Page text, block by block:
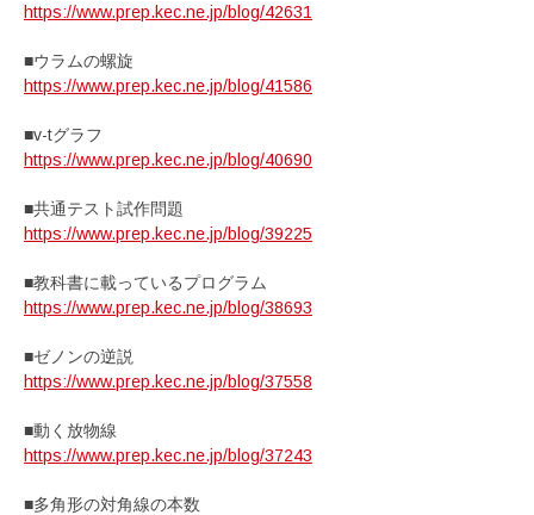
https://www.prep.kec.ne.jp/blog/42631
■ウラムの螺旋
https://www.prep.kec.ne.jp/blog/41586
■v-tグラフ
https://www.prep.kec.ne.jp/blog/40690
■共通テスト試作問題
https://www.prep.kec.ne.jp/blog/39225
■教科書に載っているプログラム
https://www.prep.kec.ne.jp/blog/38693
■ゼノンの逆説
https://www.prep.kec.ne.jp/blog/37558
■動く放物線
https://www.prep.kec.ne.jp/blog/37243
■多角形の対角線の本数